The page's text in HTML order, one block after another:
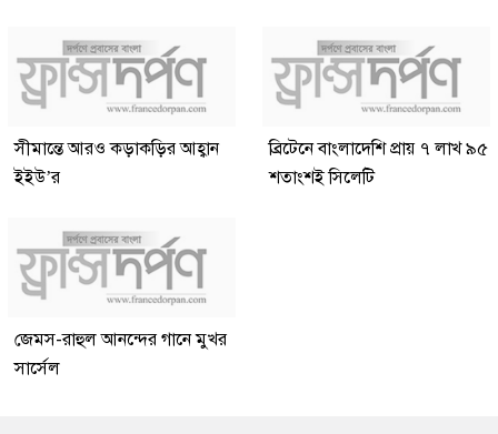
সীমান্তে আরও কড়াকড়ির আহ্বান
ইইউ’র
ব্রিটেনে বাংলাদেশি প্রায় ৭ লাখ ৯৫
শতাংশই সিলেটি
জেমস-রাহুল আনন্দের গানে মুখর
সার্সেল